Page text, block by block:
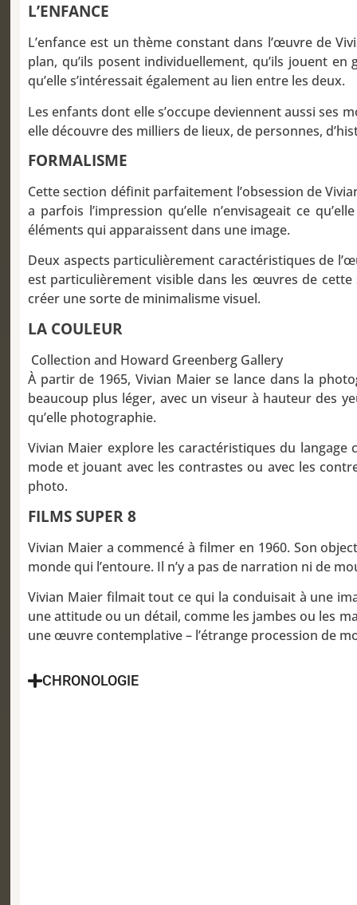
L’ENFANCE
L’enfance est un thème constant dans l’œuvre de
plan, qu’ils posent individuellement, qu’ils jouent
qu’elle s’intéressait également au lien entre les deux.
Les enfants dont elle s’occupe deviennent aussi ses
elle découvre des milliers de lieux, de personnes,
FORMALISME
Cette section définit parfaitement l’obsession de
a parfois l’impression qu’elle n’envisageait ce
éléments qui apparaissent dans une image.
Deux aspects particulièrement caractéristiques de
est particulièrement visible dans les œuvres de cette
créer une sorte de minimalisme visuel.
LA COULEUR
Collection and Howard Greenberg Gallery
À partir de 1965, Vivian Maier se lance dans la
beaucoup plus léger, avec un viseur à hauteur des
qu’elle photographie.
Vivian Maier explore les caractéristiques du
mode et jouant avec les contrastes ou avec les
photo.
FILMS SUPER 8
Vivian Maier a commencé à filmer en 1960. Son
monde qui l’entoure. Il n’y a pas de narration ni de
Vivian Maier filmait tout ce qui la conduisait à une
une attitude ou un détail, comme les jambes ou les
une œuvre contemplative – l’étrange procession de
CHRONOLOGIE